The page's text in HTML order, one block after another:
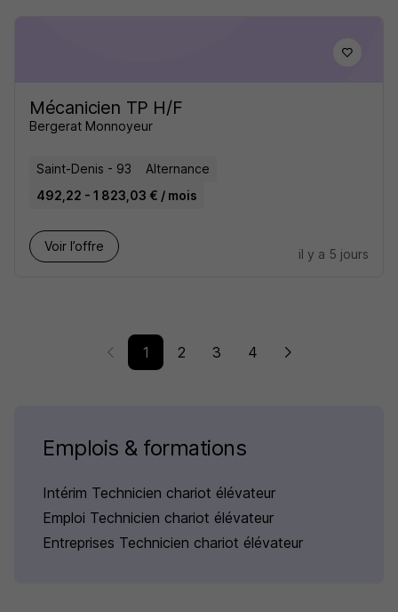
Mécanicien TP H/F
Bergerat Monnoyeur
Saint-Denis - 93
Alternance
492,22 - 1 823,03 € / mois
Voir l’offre
il y a 5 jours
1 2 3 4
Emplois & formations
Intérim Technicien chariot élévateur
Emploi Technicien chariot élévateur
Entreprises Technicien chariot élévateur